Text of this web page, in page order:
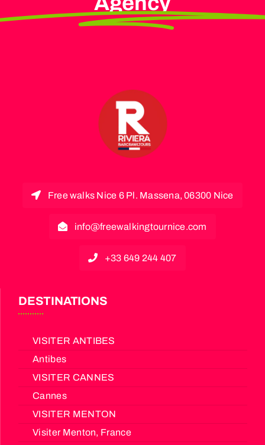
Free walks Nice 6 Pl. Massena, 06300 Nice
info@freewalkingtournice.com
+33 649 244 407
DESTINATIONS
VISITER ANTIBES
Antibes
VISITER CANNES
Cannes
VISITER MENTON
Visiter Menton, France